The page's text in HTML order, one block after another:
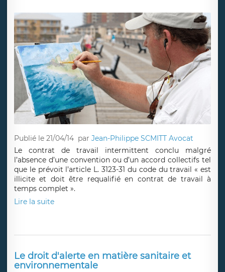
Publié le 21/04/14 parJean-Philippe SCMITT Avocat
Le contrat de travail intermittent conclu malgré
l’absence d’une convention ou d’un accord collectifs tel
que le prévoit l’article L. 3123-31 du code du travail « est
illicite et doit être requalifié en contrat de travail à
temps complet ».
Lire la suite
Le droit d'alerte en matière sanitaire et
environnementale